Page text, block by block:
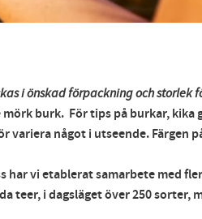
i önskad förpackning och storlek
burk. För tips på burkar, kika
något i utseende. Färgen
har vi etablerat samarbete med
teer, i dagsläget över 250